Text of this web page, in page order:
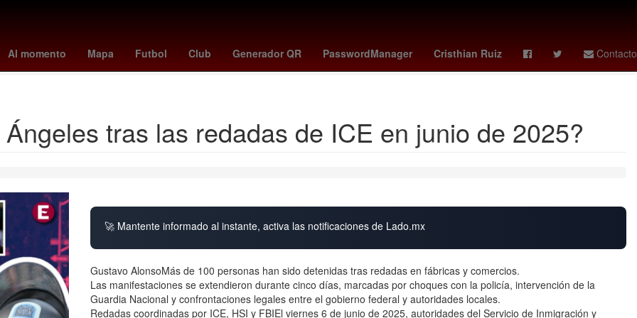
Al momento Mapa Futbol Club Generador QR PasswordManager Cristhian Ruiz Contacto
Miguel Hidalgo y Costilla Raúl Alpizar Pedro Sicard Edmundo Jacobo Molina
Alejandro Moreno Cárdenas
Global por un aborto legal y seguro
Google Earth
tras las redadas de ICE en junio de 2025?
🚀 Mantente informado al instante, activa las notificaciones de Lado.mx
Gustavo AlonsoMás de 100 personas han sido detenidas tras redadas en fábricas y comercios.
Las manifestaciones se extendieron durante cinco días, marcadas por choques con la policía, intervención de la
Guardia Nacional y confrontaciones legales entre el gobierno federal y autoridades locales.
Redadas coordinadas por ICE, HSI y FBIEl viernes 6 de junio de 2025, autoridades del Servicio de Inmigración y